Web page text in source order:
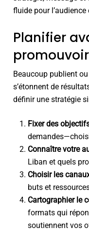
fluide pour
Planifier
promouvoir
Beaucoup publient
s’étonnent de
définir une stratégie
Fixer des
Connaître votre
Liban et quels
Choisir les
buts et
Cartographier le
formats qui
soutiennent vos